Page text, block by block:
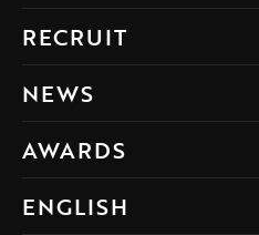
RECRUIT
NEWS
AWARDS
ENGLISH